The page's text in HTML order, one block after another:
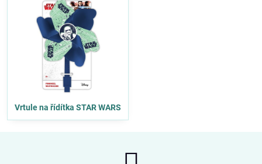
Vrtule na řídítka STAR WARS